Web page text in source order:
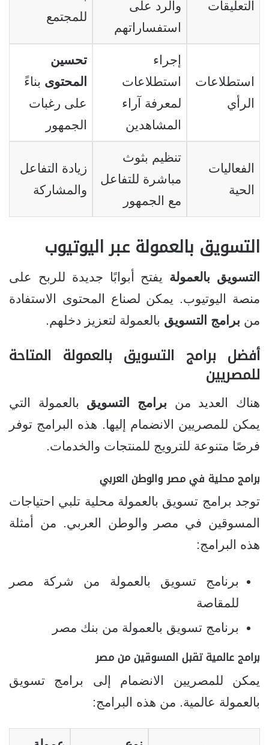
التعليقات
والرد على
استفساراتهم
للمجتمع
استطلاعات
الرأي
إجراء
استطلاعات
لمعرفة آراء
المشاهدين
تحسين
المحتوى بناءً
على رغبات
الجمهور
الفعاليات
الحية
تنظيم بثوث
مباشرة للتفاعل
مع الجمهور
زيادة التفاعل
والمشاركة
التسويق بالعمولة عبر اليوتيوب
التسويق بالعمولة يفتح أبوابًا جديدة للربح على
منصة اليوتيوب. يمكن لصناع المحتوى الاستفادة
من برامج التسويق بالعمولة لتعزيز دخلهم.
أفضل برامج التسويق بالعمولة المتاحة
للمصريين
هناك العديد من برامج التسويق بالعمولة التي
يمكن للمصريين الانضمام إليها. هذه البرامج توفر
فرصًا متنوعة للترويج للمنتجات والخدمات.
برامج محلية في مصر والوطن العربي
توجد برامج تسويق بالعمولة محلية تلبي احتياجات
المسوقين في مصر والوطن العربي. من أمثلة
هذه البرامج:
برنامج تسويق بالعمولة من شركة مصر
للمقاصة
برنامج تسويق بالعمولة من بنك مصر
برامج عالمية تقبل المسوقين من مصر
يمكن للمصريين الانضمام إلى برامج تسويق
بالعمولة عالمية. من هذه البرامج: